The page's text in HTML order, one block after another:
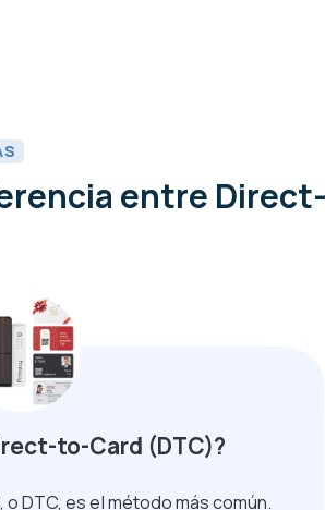
entre
to-Card (DTC)?
DTC, es el método más común.